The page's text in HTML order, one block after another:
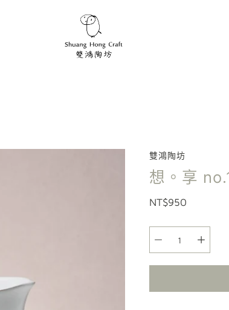
雙鴻陶坊
想。享
NT$950
選
項